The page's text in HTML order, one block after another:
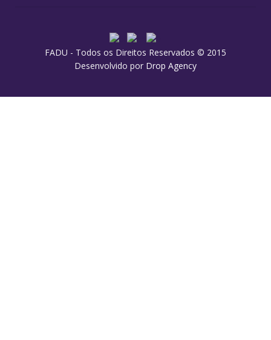
FADU - Todos os Direitos Reservados © 2015
Desenvolvido por Drop Agency